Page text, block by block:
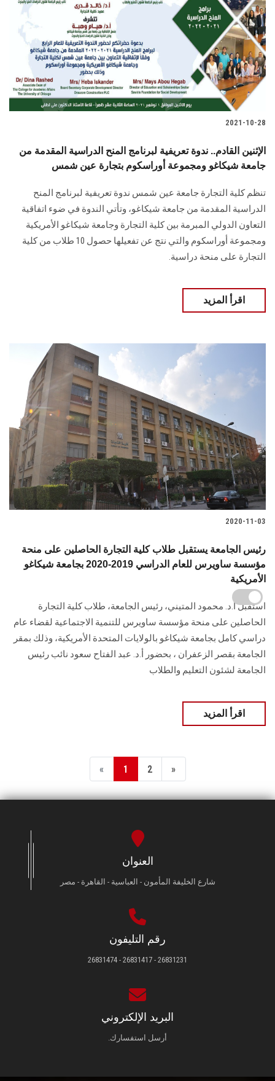
2021-10-28
الإثنين القادم.. ندوة تعريفية لبرنامج المنح الدراسية المقدمة من
جامعة شيكاغو ومجموعة أوراسكوم بتجارة عين شمس
تنظم كلية التجارة جامعة عين شمس ندوة تعريفية لبرنامج المنح
الدراسية المقدمة من جامعة شيكاغو، وتأتي الندوة في ضوء اتفاقية
التعاون الدولي المبرمة بين كلية التجارة وجامعة شيكاغو الأمريكية
ومجموعة أوراسكوم والتي نتج عن تفعيلها حصول 10 طلاب من كلية
التجارة على منحة دراسية.
اقرأ المزيد
2020-11-03
رئيس الجامعة يستقبل طلاب كلية التجارة الحاصلين على منحة
مؤسسة ساويرس للعام الدراسي 2019-2020 بجامعة شيكاغو
الأمريكية
استقبل أ.د. محمود المتيني، رئيس الجامعة، طلاب كلية التجارة
الحاصلين على منحة مؤسسة ساويرس للتنمية الاجتماعية لقضاء عام
دراسي كامل بجامعة شيكاغو بالولايات المتحدة الأمريكية، وذلك بمقر
الجامعة بقصر الزعفران ، بحضور أ.د. عبد الفتاح سعود نائب رئيس
الجامعة لشئون التعليم والطلاب
اقرأ المزيد
« 1 2 »
العنوان
شارع الخليفة المأمون - العباسية - القاهرة - مصر
رقم التليفون
26831231 - 26831417 - 26831474
البريد الإلكتروني
أرسل استفسارك.